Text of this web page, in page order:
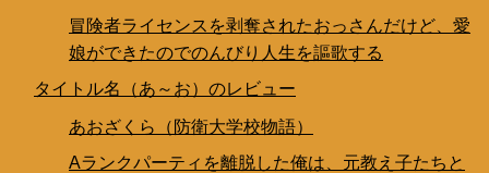
冒険者ライセンスを剥奪されたおっさんだけど、愛
娘ができたのでのんびり人生を謳歌する
タイトル名（あ～お）のレビュー
あおざくら（防衛大学校物語）
Aランクパーティを離脱した俺は、元教え子たちと